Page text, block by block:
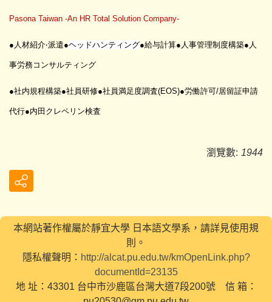
Pasona Taiwan -An HR Total Solution Company-
●人材紹介‧派遣●ヘッドハンティング●給与計算● 人事管理制度構築●人
事労務コンサルティング
●社内規程構築●社員研修●社員満足度調査(EOS)●労働許可/居留証申請
代行●内田クレペリン検査
瀏覽數: 1944
本網站著作權屬於靜宜大學 日本語文學系，請詳見使用規
則。
隱私權聲明： http://alcat.pu.edu.tw/kmOpenLink.php?
documentId=23135
地 址：43301 台中市沙鹿區台灣大道7段200號 信 箱：